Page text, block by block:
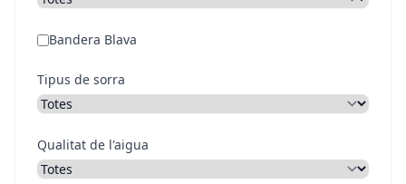
Bandera Blava
Tipus de sorra
Qualitat de l'aigua